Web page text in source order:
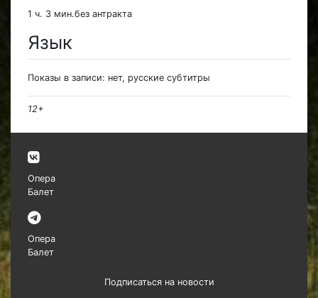
1 ч. 3 мин.без антракта
Язык
Показы в записи: нет, русские субтитры
12+
Опера
Балет
Опера
Балет
Подписаться на новости